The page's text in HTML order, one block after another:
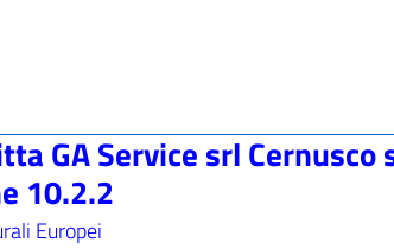
GA Service srl Cernusco
10.2.2
Europei